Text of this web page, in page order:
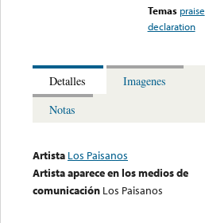
Temas praise
declaration
Detalles
Imagenes
Notas
Artista Los Paisanos
Artista aparece en los medios de
comunicación Los Paisanos